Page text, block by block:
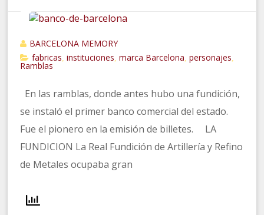
BARCELONA MEMORY
fabricas
,instituciones ,marca Barcelona ,personajes
Ramblas
En las ramblas, donde antes hubo una fundición,
se instaló el primer banco comercial del estado.
Fue el pionero en la emisión de billetes. LA
FUNDICION La Real Fundición de Artillería y Refino
de Metales ocupaba gran